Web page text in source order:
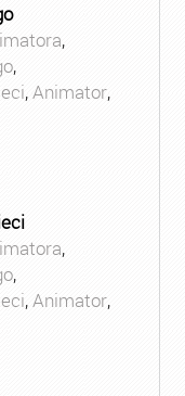
,
,
,Animator,
,
,
,Animator,